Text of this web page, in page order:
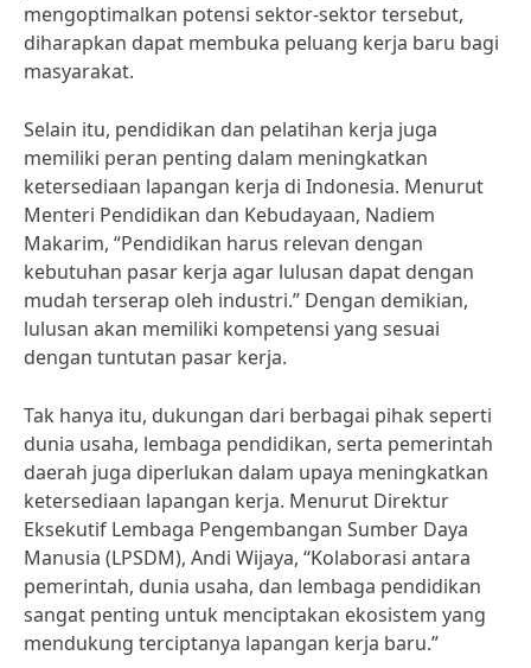
mengoptimalkan potensi sektor-sektor tersebut,
diharapkan dapat membuka peluang kerja baru bagi
masyarakat.
Selain itu, pendidikan dan pelatihan kerja juga
memiliki peran penting dalam meningkatkan
ketersediaan lapangan kerja di Indonesia. Menurut
Menteri Pendidikan dan Kebudayaan, Nadiem
Makarim, “Pendidikan harus relevan dengan
kebutuhan pasar kerja agar lulusan dapat dengan
mudah terserap oleh industri.” Dengan demikian,
lulusan akan memiliki kompetensi yang sesuai
dengan tuntutan pasar kerja.
Tak hanya itu, dukungan dari berbagai pihak seperti
dunia usaha, lembaga pendidikan, serta pemerintah
daerah juga diperlukan dalam upaya meningkatkan
ketersediaan lapangan kerja. Menurut Direktur
Eksekutif Lembaga Pengembangan Sumber Daya
Manusia (LPSDM), Andi Wijaya, “Kolaborasi antara
pemerintah, dunia usaha, dan lembaga pendidikan
sangat penting untuk menciptakan ekosistem yang
mendukung terciptanya lapangan kerja baru.”